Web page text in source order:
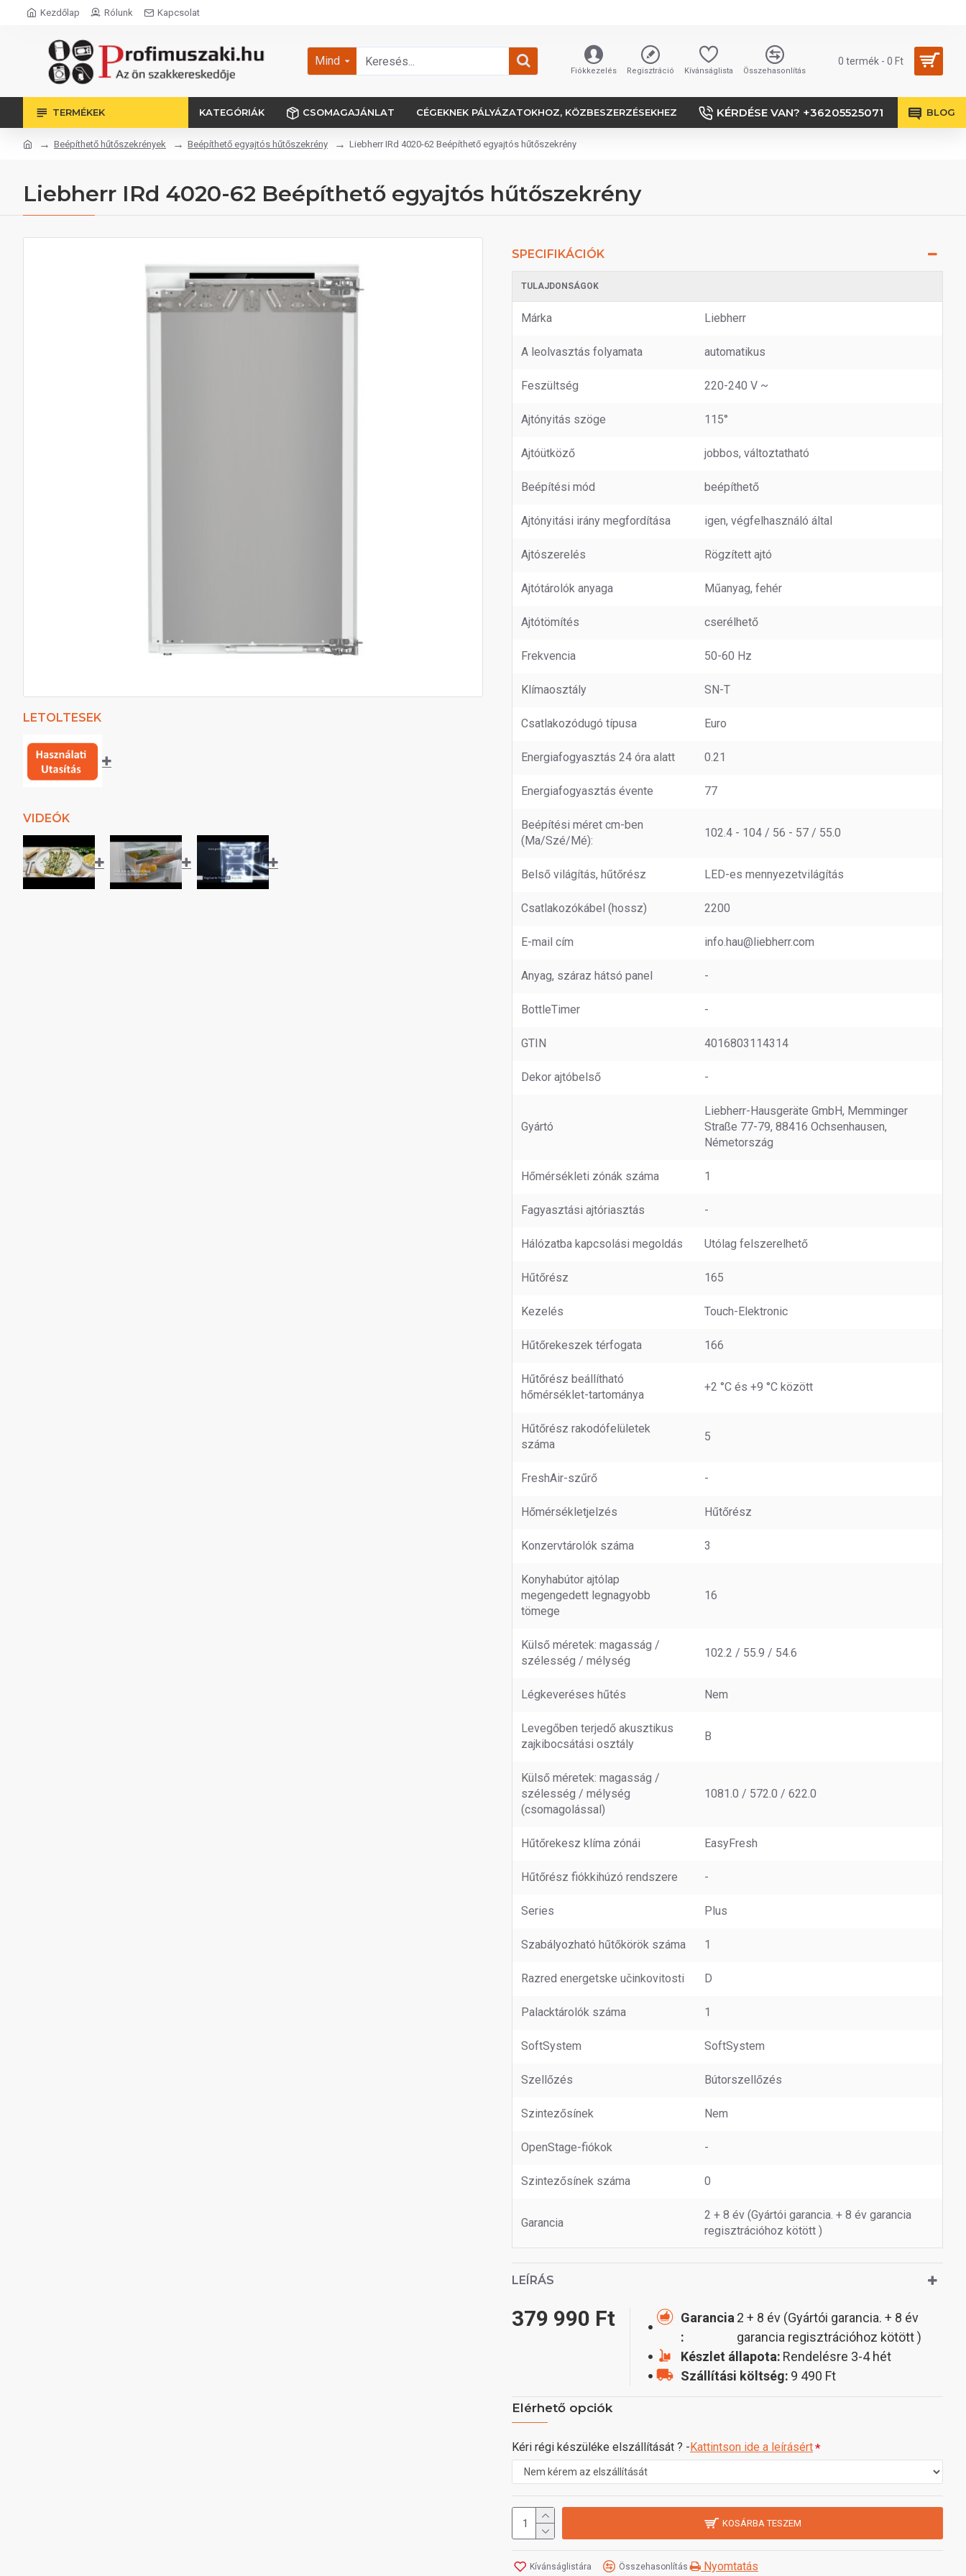
Kezdőlap Rólunk Kapcsolat
Mind
Fiókkezelés Regisztráció Kívánságlista Összehasonlítás
0 termék - 0 Ft
TERMÉKEK KATEGÓRIÁK CSOMAGAJÁNLAT CÉGEKNEK PÁLYÁZATOKHOZ, KÖZBESZERZÉSEKHEZ KÉRDÉSE VAN? +36205525071 BLOG
Beépíthető hűtőszekrények Beépíthető egyajtós hűtőszekrény Liebherr IRd 4020-62 Beépíthető egyajtós hűtőszekrény
Liebherr IRd 4020-62 Beépíthető egyajtós hűtőszekrény
LETOLTESEK
VIDEÓK
SPECIFIKÁCIÓK
TULAJDONSÁGOK
Márka Liebherr
A leolvasztás folyamata automatikus
Feszültség 220-240 V ~
Ajtónyitás szöge 115°
Ajtóütköző jobbos, változtatható
Beépítési mód beépíthető
Ajtónyitási irány megfordítása igen, végfelhasználó által
Ajtószerelés Rögzített ajtó
Ajtótárolók anyaga Műanyag, fehér
Ajtótömítés cserélhető
Frekvencia 50-60 Hz
Klímaosztály SN-T
Csatlakozódugó típusa Euro
Energiafogyasztás 24 óra alatt 0.21
Energiafogyasztás évente 77
Beépítési méret cm-ben
(Ma/Szé/Mé):
102.4 - 104 / 56 - 57 / 55.0
Belső világítás, hűtőrész LED-es mennyezetvilágítás
Csatlakozókábel (hossz) 2200
E-mail cím info.hau@liebherr.com
Anyag, száraz hátsó panel -
BottleTimer -
GTIN 4016803114314
Dekor ajtóbelső -
Gyártó
Liebherr-Hausgeräte GmbH, Memminger
Straße 77-79, 88416 Ochsenhausen,
Németország
Hőmérsékleti zónák száma 1
Fagyasztási ajtóriasztás -
Hálózatba kapcsolási megoldás Utólag felszerelhető
Hűtőrész 165
Kezelés Touch-Elektronic
Hűtőrekeszek térfogata 166
Hűtőrész beállítható
hőmérséklet-tartománya
+2 °C és +9 °C között
Hűtőrész rakodófelületek
száma
5
FreshAir-szűrő -
Hőmérsékletjelzés Hűtőrész
Konzervtárolók száma 3
Konyhabútor ajtólap
megengedett legnagyobb
tömege
16
Külső méretek: magasság /
szélesség / mélység
102.2 / 55.9 / 54.6
Légkeveréses hűtés Nem
Levegőben terjedő akusztikus
zajkibocsátási osztály
B
Külső méretek: magasság /
szélesség / mélység
(csomagolással)
1081.0 / 572.0 / 622.0
Hűtőrekesz klíma zónái EasyFresh
Hűtőrész fiókkihúzó rendszere -
Series Plus
Szabályozható hűtőkörök száma 1
Razred energetske učinkovitosti D
Palacktárolók száma 1
SoftSystem SoftSystem
Szellőzés Bútorszellőzés
Szintezősínek Nem
OpenStage-fiókok -
Szintezősínek száma 0
Garancia
2 + 8 év (Gyártói garancia. + 8 év garancia
regisztrációhoz kötött )
LEÍRÁS
379 990 Ft
Garancia
:
2 + 8 év (Gyártói garancia. + 8 év
garancia regisztrációhoz kötött )
Készlet állapota: Rendelésre 3-4 hét
Szállítási költség: 9 490 Ft
Elérhető opciók
Kéri régi készüléke elszállítását ? -Kattintson ide a leírásért
KOSÁRBA TESZEM
Kívánságlistára Összehasonlítás Nyomtatás